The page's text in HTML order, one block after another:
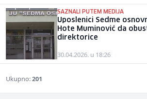
SAZNALI PUTEM MEDIJA
Uposlenici Sedme
Hote Muminović da
direktorice
30.04.2026. u 18:26
Ukupno:201